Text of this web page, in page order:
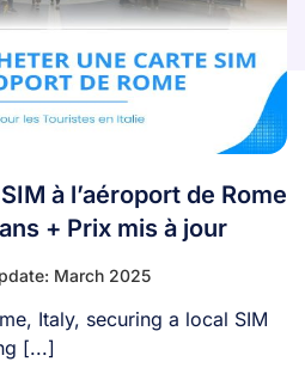
à l’aéroport de Rome
+ Prix mis à jour
March 2025
Italy, securing a local SIM
[...]